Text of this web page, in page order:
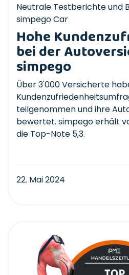
Neutrale Testberichte und
simpego Car
Hohe
bei der
simpego
Über 3'000 Versicherte
teilgenommen und ihre
bewertet. simpego erhält
die Top-Note 5,3.
22. Mai 2024